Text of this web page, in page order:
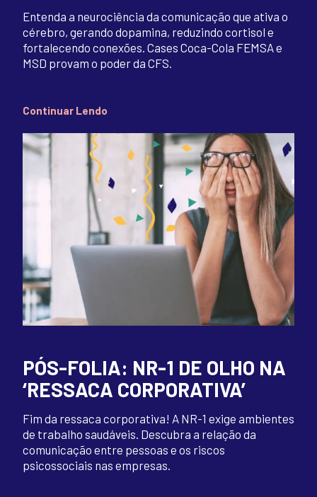
Entenda a neurociência da comunicação que ativa o
cérebro, gerando dopamina, reduzindo cortisol e
fortalecendo conexões. Cases Coca-Cola FEMSA e
MSD provam o poder da CFS.
Continuar Lendo
PÓS-FOLIA: NR-1 DE OLHO NA
‘RESSACA CORPORATIVA’
Fim da ressaca corporativa! A NR-1 exige ambientes
de trabalho saudáveis. Descubra a relação da
comunicação entre pessoas e os riscos
psicossociais nas empresas.